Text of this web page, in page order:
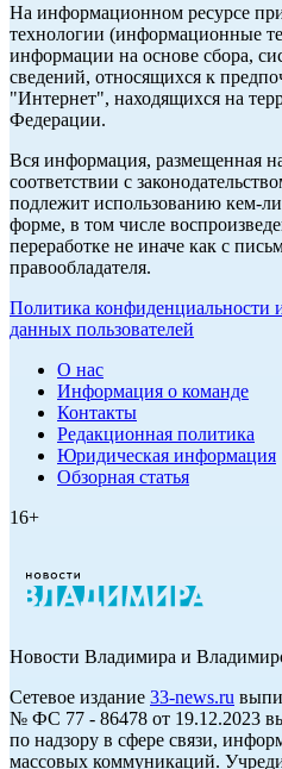
На информационном ресурсе
технологии (информационные
информации на основе сбора,
сведений, относящихся к
"Интернет", находящихся на
Федерации.
Вся информация, размещенная
соответствии с
подлежит использованию кем-
форме, в том числе
переработке не иначе как с
правообладателя.
Политика конфиденциальности
данных пользователей
О нас
Информация о команде
Контакты
Редакционная политика
Юридическая информация
Обзорная статья
16+
Новости Владимира и
Cетевое издание 33-news.ru
№ ФС 77 - 86478 от 19.12.2023
по надзору в сфере связи,
массовых коммуникаций.